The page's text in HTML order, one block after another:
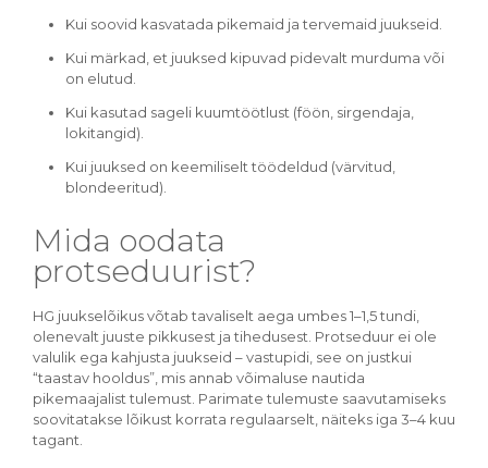
Kui soovid kasvatada pikemaid ja tervemaid juukseid.
Kui märkad, et juuksed kipuvad pidevalt murduma või
on elutud.
Kui kasutad sageli kuumtöötlust (föön, sirgendaja,
lokitangid).
Kui juuksed on keemiliselt töödeldud (värvitud,
blondeeritud).
Mida oodata
protseduurist?
HG juukselõikus võtab tavaliselt aega umbes 1–1,5 tundi,
olenevalt juuste pikkusest ja tihedusest. Protseduur ei ole
valulik ega kahjusta juukseid – vastupidi, see on justkui
“taastav hooldus”, mis annab võimaluse nautida
pikemaajalist tulemust. Parimate tulemuste saavutamiseks
soovitatakse lõikust korrata regulaarselt, näiteks iga 3–4 kuu
tagant.